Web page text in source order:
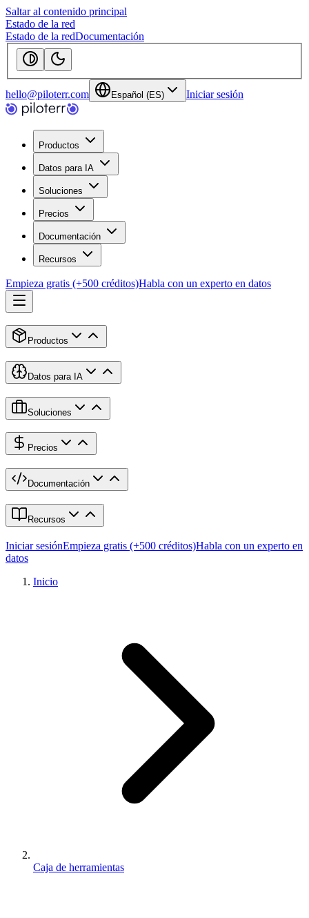
Saltar al contenido principal
Estado de la red
Estado de la redDocumentación
hello@piloterr.com Español (ES) Iniciar sesión
Productos
Datos para IA
Soluciones
Precios
Documentación
Recursos
Empieza gratis (+500 créditos)Habla con un experto en datos
Productos
Datos para IA
Soluciones
Precios
Documentación
Recursos
Iniciar sesiónEmpieza gratis (+500 créditos)Habla con un experto en
datos
Inicio
Caja de herramientas